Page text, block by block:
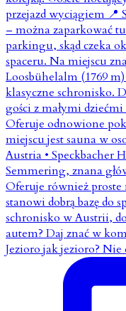
Jezioro jak jezioro? Nie